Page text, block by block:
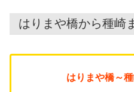
はりまや橋から種崎
はりまや橋～